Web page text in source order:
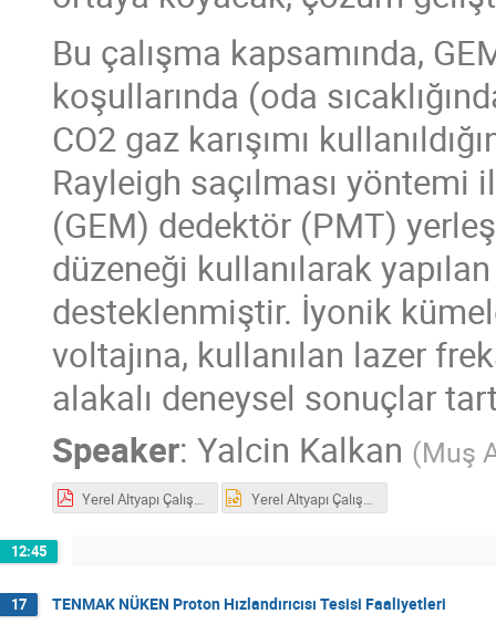
Bu çalışma kapsamında,
koşullarında (oda
CO2 gaz karışımı
Rayleigh saçılması
(GEM) dedektör (PMT)
düzeneği kullanılarak
desteklenmiştir. İyonik
voltajına, kullanılan lazer
alakalı deneysel sonuçlar
Speaker: Yalcin Kalkan (Muş
Yerel Altyapı Çalıştayı.pdf Yerel Altyapı Çalıştayı.pptx
12:45
17 TENMAK NÜKEN Proton Hızlandırıcısı Tesisi Faaliyetleri